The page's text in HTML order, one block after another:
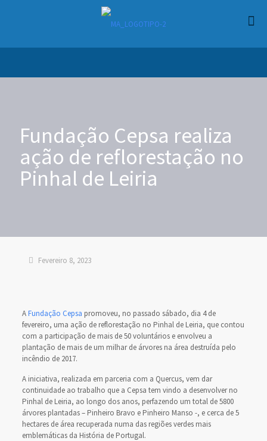
Fundação Cepsa realiza
ação de reflorestação no
Pinhal de Leiria
Fevereiro 8, 2023
AFundação Cepsa promoveu, no passado sábado, dia 4 de
fevereiro, uma ação de reflorestação no Pinhal de Leiria, que contou
com a participação de mais de 50 voluntários e envolveu a
plantação de mais de um milhar de árvores na área destruída pelo
incêndio de 2017.
A iniciativa, realizada em parceria com a Quercus, vem dar
continuidade ao trabalho que a Cepsa tem vindo a desenvolver no
Pinhal de Leiria, ao longo dos anos, perfazendo um total de 5800
árvores plantadas – Pinheiro Bravo e Pinheiro Manso -, e cerca de 5
hectares de área recuperada numa das regiões verdes mais
emblemáticas da História de Portugal.